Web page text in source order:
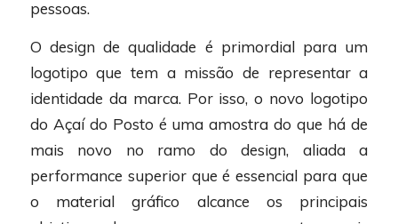
pessoas.
O design de qualidade é primordial para um
logotipo que tem a missão de representar a
identidade da marca. Por isso, o novo logotipo
do Açaí do Posto é uma amostra do que há de
mais novo no ramo do design, aliada a
performance superior que é essencial para que
o material gráfico alcance os principais